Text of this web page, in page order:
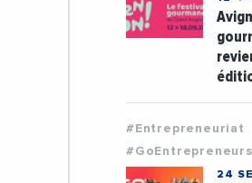
#Entrepreneuriat
#GoEntrepreneurs
24